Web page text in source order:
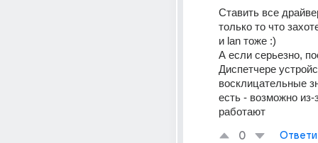
Ставить все
только то что
и lan тоже :)
А если серьезно,
Диспетчере
восклицательные
есть - возможно из-
работают
0